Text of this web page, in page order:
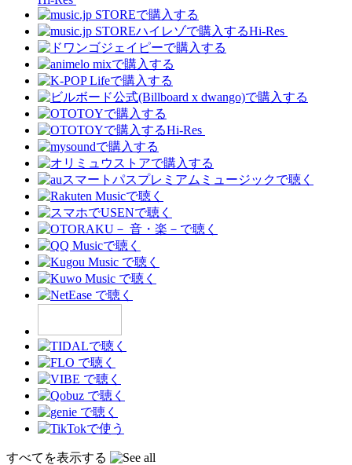
Hi-Res
Hi-Res
すべてを表示する